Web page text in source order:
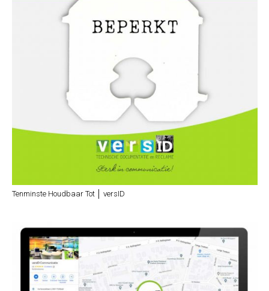
Tenminste Houdbaar Tot │ versID